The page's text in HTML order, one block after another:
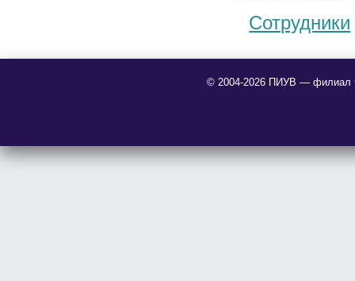
Сотрудники
© 2004-2026 ПИУВ — филиал